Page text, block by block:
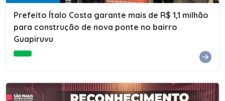
Prefeito Ítalo Costa garante mais de R$ 1,1 milhão
para construção de nova ponte no bairro
Guapiruvu